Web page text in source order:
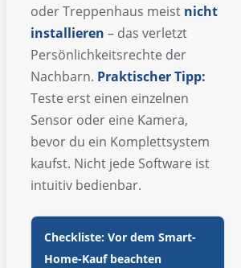
oder Treppenhaus meist nicht
installieren – das verletzt
Persönlichkeitsrechte der
Nachbarn. Praktischer Tipp:
Teste erst einen einzelnen
Sensor oder eine Kamera,
bevor du ein Komplettsystem
kaufst. Nicht jede Software ist
intuitiv bedienbar.
Checkliste: Vor dem Smart-
Home-Kauf beachten